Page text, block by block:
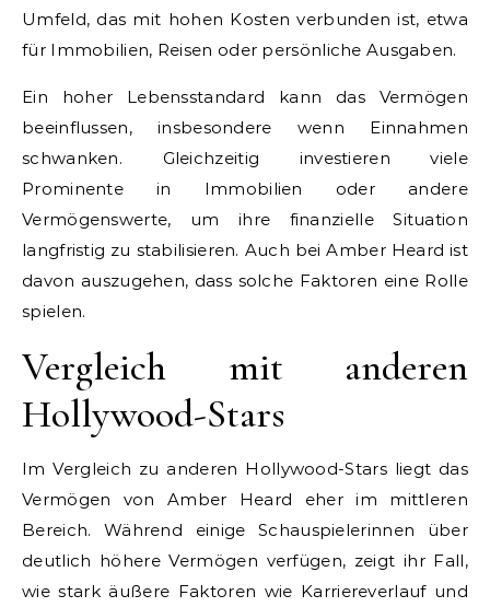
Umfeld, das mit hohen Kosten verbunden ist, etwa
für Immobilien, Reisen oder persönliche Ausgaben.
Ein hoher Lebensstandard kann das Vermögen
beeinflussen, insbesondere wenn Einnahmen
schwanken. Gleichzeitig investieren viele
Prominente in Immobilien oder andere
Vermögenswerte, um ihre finanzielle Situation
langfristig zu stabilisieren. Auch bei Amber Heard ist
davon auszugehen, dass solche Faktoren eine Rolle
spielen.
Vergleich mit anderen
Hollywood-Stars
Im Vergleich zu anderen Hollywood-Stars liegt das
Vermögen von Amber Heard eher im mittleren
Bereich. Während einige Schauspielerinnen über
deutlich höhere Vermögen verfügen, zeigt ihr Fall,
wie stark äußere Faktoren wie Karriereverlauf und